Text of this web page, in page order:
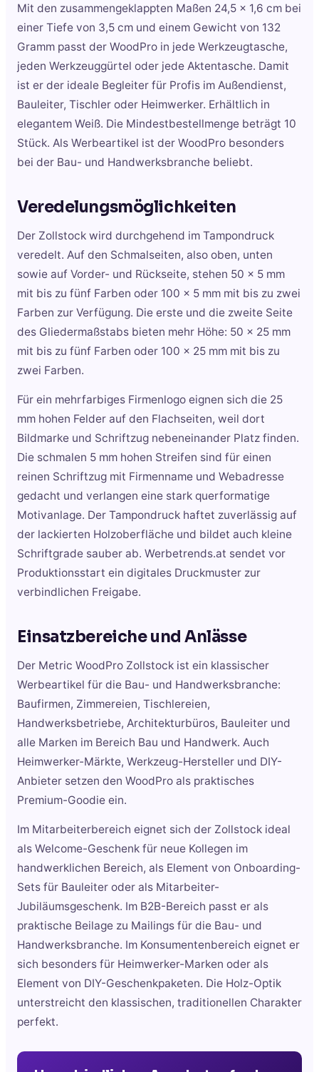
Mit den zusammengeklappten Maßen 24,5 x 1,6 cm bei
einer Tiefe von 3,5 cm und einem Gewicht von 132
Gramm passt der WoodPro in jede Werkzeugtasche,
jeden Werkzeuggürtel oder jede Aktentasche. Damit
ist er der ideale Begleiter für Profis im Außendienst,
Bauleiter, Tischler oder Heimwerker. Erhältlich in
elegantem Weiß. Die Mindestbestellmenge beträgt 10
Stück. Als Werbeartikel ist der WoodPro besonders
bei der Bau- und Handwerksbranche beliebt.
Veredelungsmöglichkeiten
Der Zollstock wird durchgehend im Tampondruck
veredelt. Auf den Schmalseiten, also oben, unten
sowie auf Vorder- und Rückseite, stehen 50 x 5 mm
mit bis zu fünf Farben oder 100 x 5 mm mit bis zu zwei
Farben zur Verfügung. Die erste und die zweite Seite
des Gliedermaßstabs bieten mehr Höhe: 50 x 25 mm
mit bis zu fünf Farben oder 100 x 25 mm mit bis zu
zwei Farben.
Für ein mehrfarbiges Firmenlogo eignen sich die 25
mm hohen Felder auf den Flachseiten, weil dort
Bildmarke und Schriftzug nebeneinander Platz finden.
Die schmalen 5 mm hohen Streifen sind für einen
reinen Schriftzug mit Firmenname und Webadresse
gedacht und verlangen eine stark querformatige
Motivanlage. Der Tampondruck haftet zuverlässig auf
der lackierten Holzoberfläche und bildet auch kleine
Schriftgrade sauber ab. Werbetrends.at sendet vor
Produktionsstart ein digitales Druckmuster zur
verbindlichen Freigabe.
Einsatzbereiche und Anlässe
Der Metric WoodPro Zollstock ist ein klassischer
Werbeartikel für die Bau- und Handwerksbranche:
Baufirmen, Zimmereien, Tischlereien,
Handwerksbetriebe, Architekturbüros, Bauleiter und
alle Marken im Bereich Bau und Handwerk. Auch
Heimwerker-Märkte, Werkzeug-Hersteller und DIY-
Anbieter setzen den WoodPro als praktisches
Premium-Goodie ein.
Im Mitarbeiterbereich eignet sich der Zollstock ideal
als Welcome-Geschenk für neue Kollegen im
handwerklichen Bereich, als Element von Onboarding-
Sets für Bauleiter oder als Mitarbeiter-
Jubiläumsgeschenk. Im B2B-Bereich passt er als
praktische Beilage zu Mailings für die Bau- und
Handwerksbranche. Im Konsumentenbereich eignet er
sich besonders für Heimwerker-Marken oder als
Element von DIY-Geschenkpaketen. Die Holz-Optik
unterstreicht den klassischen, traditionellen Charakter
perfekt.